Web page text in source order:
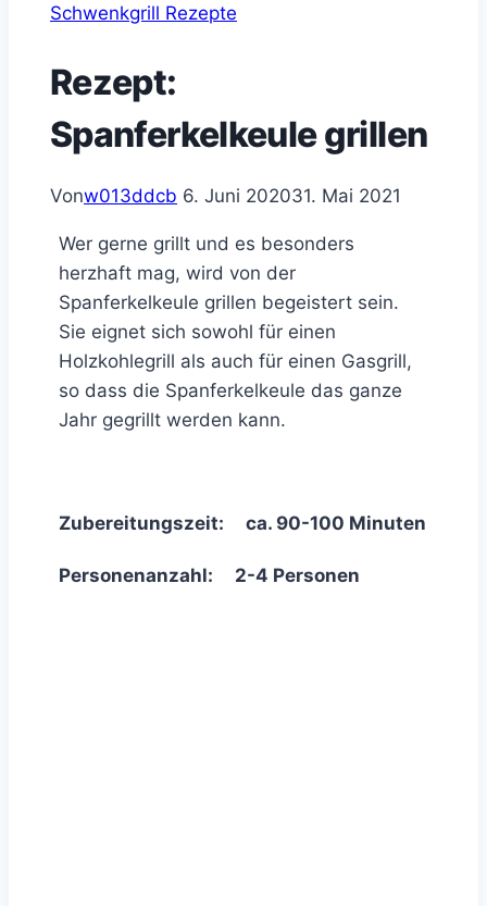
Schwenkgrill Rezepte
Rezept:
Spanferkelkeule grillen
Vonw013ddcb 6. Juni 202031. Mai 2021
Wer gerne grillt und es besonders
herzhaft mag, wird von der
Spanferkelkeule grillen begeistert sein.
Sie eignet sich sowohl für einen
Holzkohlegrill als auch für einen Gasgrill,
so dass die Spanferkelkeule das ganze
Jahr gegrillt werden kann.
Zubereitungszeit: ca. 90-100 Minuten
Personenanzahl: 2-4 Personen